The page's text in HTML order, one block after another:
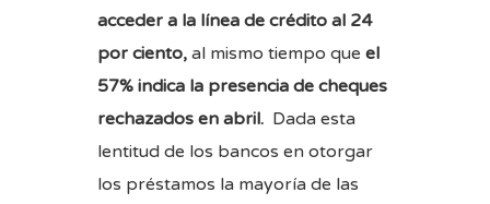
acceder a la línea de crédito al 24
por ciento, al mismo tiempo que el
57% indica la presencia de cheques
rechazados en abril. Dada esta
lentitud de los bancos en otorgar
los préstamos la mayoría de las